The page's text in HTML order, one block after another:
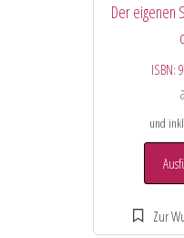
Der eigenen
ISBN:
und